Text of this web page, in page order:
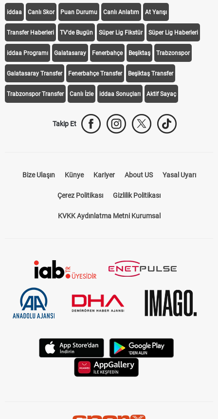
iddaa Canlı Skor Puan Durumu Canlı Anlatım At Yarışı
Transfer Haberleri TV'de Bugün Süper Lig Fikstür Süper Lig Haberleri
iddaa Programı Galatasaray Fenerbahçe Beşiktaş Trabzonspor
Galatasaray Transfer Fenerbahçe Transfer Beşiktaş Transfer
Trabzonspor Transfer Canlı İzle iddaa Sonuçları Aktif Sayaç
Takip Et
Bize Ulaşın Künye Kariyer About US Yasal Uyarı
Çerez Politikası Gizlilik Politikası
KVKK Aydınlatma Metni Kurumsal